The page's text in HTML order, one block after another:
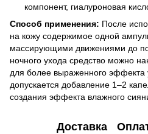
компонент, гиалуроновая
Способ применения: После
на кожу содержимое одной
массирующими движениями до
ночного ухода средство можно
для более выраженного эффекта
допускается добавление 1–2
создания эффекта влажного
Доставка